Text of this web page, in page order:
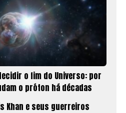
o fim do Universo: por
o próton há décadas
Khan e seus guerreiros